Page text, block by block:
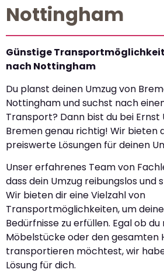
Nottingham
Günstige
nach Nottingham
Du planst deinen Umzug von
Nottingham und suchst nach
Transport? Dann bist du bei Ernst
Bremen genau richtig! Wir bieten
preiswerte Lösungen für deinen
Unser erfahrenes Team von
dass dein Umzug reibungslos und
Wir bieten dir eine Vielzahl von
Transportmöglichkeiten, um
Bedürfnisse zu erfüllen. Egal ob
Möbelstücke oder den gesamten
transportieren möchtest, wir
Lösung für dich.